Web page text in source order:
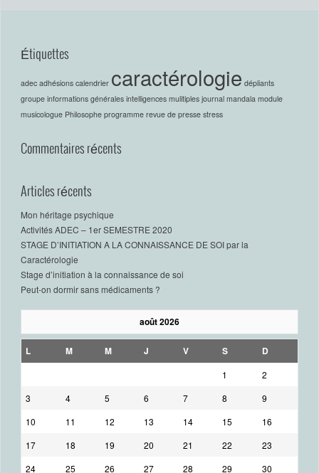
Étiquettes
adec adhésions calendrier caractérologie dépliants
groupe informations générales intelligences mulitiples journal mandala module
musicologue Philosophe programme revue de presse stress
Commentaires récents
Articles récents
Mon héritage psychique
Activités ADEC – 1er SEMESTRE 2020
STAGE D’INITIATION A LA CONNAISSANCE DE SOI par la
Caractérologie
Stage d’initiation à la connaissance de soi
Peut-on dormir sans médicaments ?
août 2026
L M M J V S D
1
2
3
4 5 6 7 8
9
10
11 12 13 14 15
16
17
18 19 20 21 22
23
24
25 26 27 28 29 30